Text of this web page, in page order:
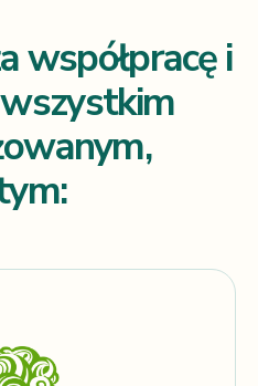
współpracę i